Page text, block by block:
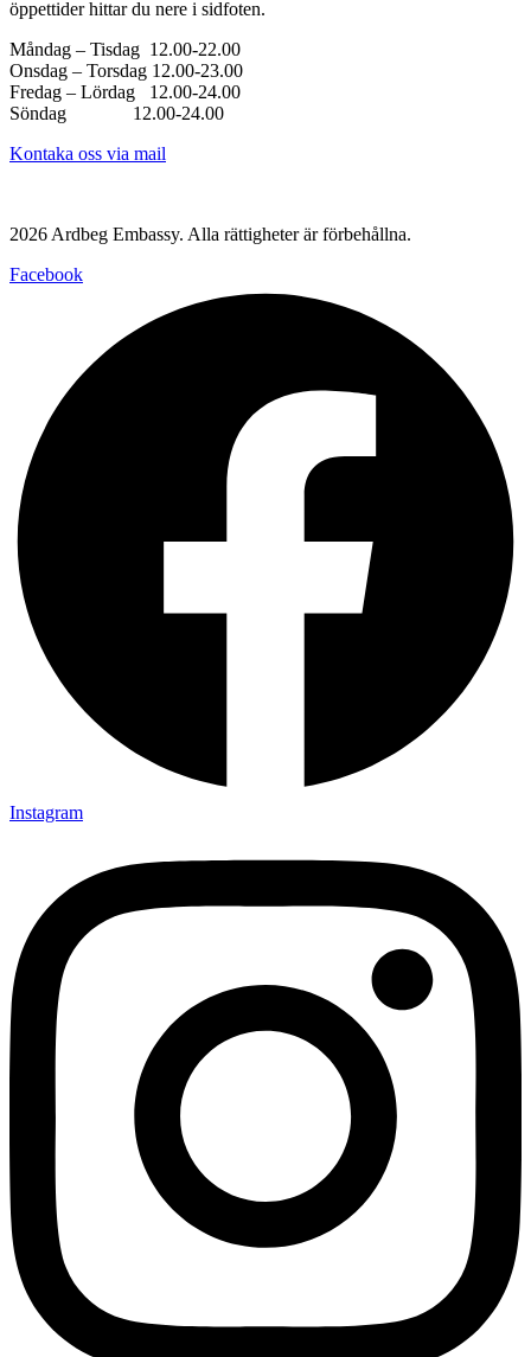
öppettider hittar du nere i sidfoten.
Måndag – Tisdag 12.00-22.00
Onsdag – Torsdag 12.00-23.00
Fredag – Lördag 12.00-24.00
Söndag 12.00-24.00
Kontaka oss via mail
2026 Ardbeg Embassy. Alla rättigheter är förbehållna.
Facebook
Instagram